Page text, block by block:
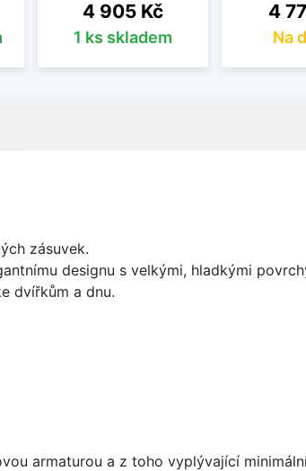
Cena
4 905 Kč
1 ks skladem
Cena
4
Na
zásuvek.
designu s velkými, hladkými
dvířkům a dnu.
armaturou a z toho vyplývající